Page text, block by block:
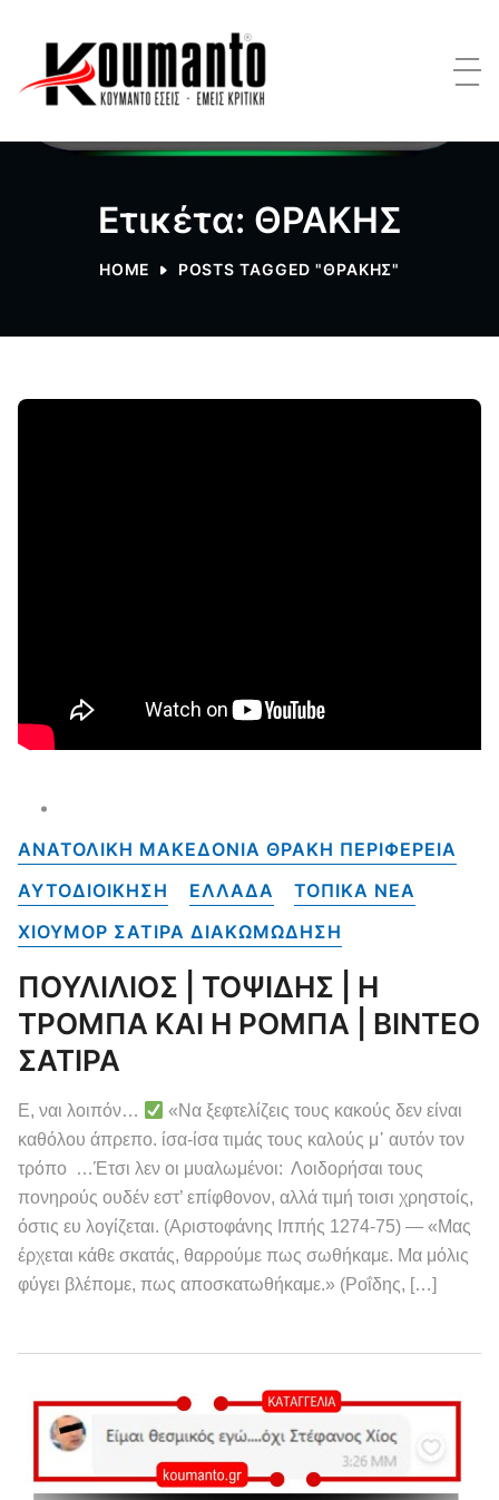
Ετικέτα: ΘΡΑΚΗΣ
HOME POSTS TAGGED "ΘΡΑΚΗΣ"
ΑΝΑΤΟΛΙΚΗ ΜΑΚΕΔΟΝΙΑ ΘΡΑΚΗ ΠΕΡΙΦΕΡΕΙΑ
ΑΥΤΟΔΙΟΙΚΗΣΗ
ΕΛΛΑΔΑ
ΤΟΠΙΚΑ NEA
ΧΙΟΥΜΟΡ ΣΑΤΙΡΑ ΔΙΑΚΩΜΩΔΗΣΗ
ΠΟΥΛΙΛΙΟΣ | ΤΟΨΙΔΗΣ | Η
ΤΡΟΜΠΑ ΚΑΙ Η ΡΟΜΠΑ | ΒΙΝΤΕΟ
ΣΑΤΙΡΑ
Ε, ναι λοιπόν…
«Να ξεφτελίζεις τους κακούς δεν είναι
καθόλου άπρεπο. ίσα-ίσα τιμάς τους καλούς μ᾽ αυτόν τον
τρόπο …Έτσι λεν οι μυαλωμένοι: Λοιδορήσαι τους
πονηρούς ουδέν εστ’ επίφθονον, αλλά τιμή τοισι χρηστοίς,
όστις ευ λογίζεται. (Αριστοφάνης Ιππής 1274-75) — «Μας
έρχεται κάθε σκατάς, θαρρούμε πως σωθήκαμε. Μα μόλις
φύγει βλέπομε, πως αποσκατωθήκαμε.» (Ροΐδης, […]